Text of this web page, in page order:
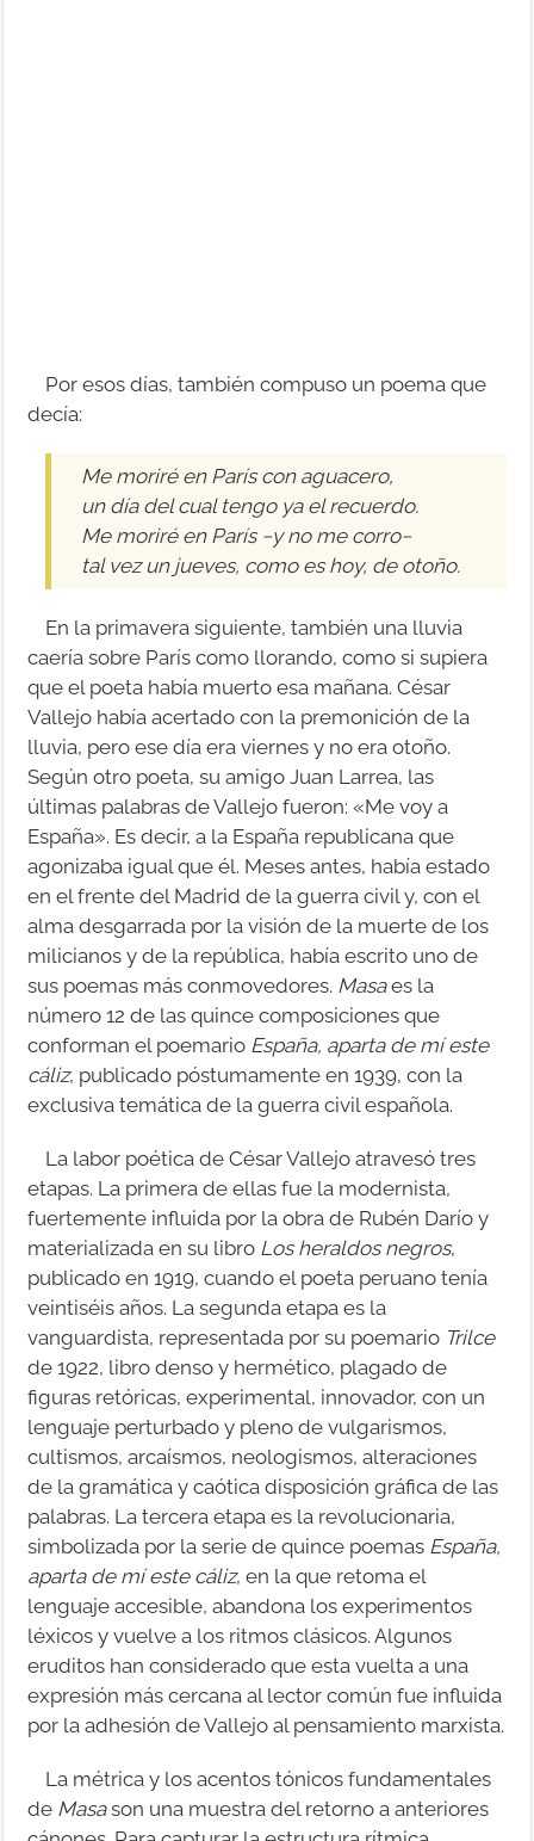
Por esos días, también compuso un poema que
decía:
Me moriré en París con aguacero,
un día del cual tengo ya el recuerdo.
Me moriré en París −y no me corro−
tal vez un jueves, como es hoy, de otoño.
En la primavera siguiente, también una lluvia
caería sobre París como llorando, como si supiera
que el poeta había muerto esa mañana. César
Vallejo había acertado con la premonición de la
lluvia, pero ese día era viernes y no era otoño.
Según otro poeta, su amigo Juan Larrea, las
últimas palabras de Vallejo fueron: «Me voy a
España». Es decir, a la España republicana que
agonizaba igual que él. Meses antes, había estado
en el frente del Madrid de la guerra civil y, con el
alma desgarrada por la visión de la muerte de los
milicianos y de la república, había escrito uno de
sus poemas más conmovedores. Masaes la
número 12 de las quince composiciones que
conforman el poemario España, aparta de mí este
cáliz, publicado póstumamente en 1939, con la
exclusiva temática de la guerra civil española.
La labor poética de César Vallejo atravesó tres
etapas. La primera de ellas fue la modernista,
fuertemente influida por la obra de Rubén Darío y
materializada en su libro Los heraldos negros,
publicado en 1919, cuando el poeta peruano tenía
veintiséis años. La segunda etapa es la
vanguardista, representada por su poemario Trilce
de 1922, libro denso y hermético, plagado de
figuras retóricas, experimental, innovador, con un
lenguaje perturbado y pleno de vulgarismos,
cultismos, arcaísmos, neologismos, alteraciones
de la gramática y caótica disposición gráfica de las
palabras. La tercera etapa es la revolucionaria,
simbolizada por la serie de quince poemas España,
aparta de mí este cáliz, en la que retoma el
lenguaje accesible, abandona los experimentos
léxicos y vuelve a los ritmos clásicos. Algunos
eruditos han considerado que esta vuelta a una
expresión más cercana al lector común fue influida
por la adhesión de Vallejo al pensamiento marxista.
La métrica y los acentos tónicos fundamentales
de Masason una muestra del retorno a anteriores